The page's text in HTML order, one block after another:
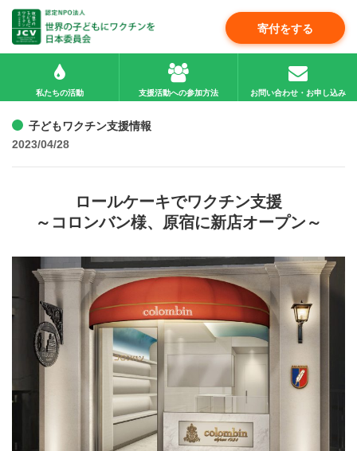
寄付をする
私たちの活動 支援活動への参加方法 お問い合わせ・お申し込み
子どもワクチン支援情報
2023/04/28
ロールケーキでワクチン支援
～コロンバン様、原宿に新店オープン～